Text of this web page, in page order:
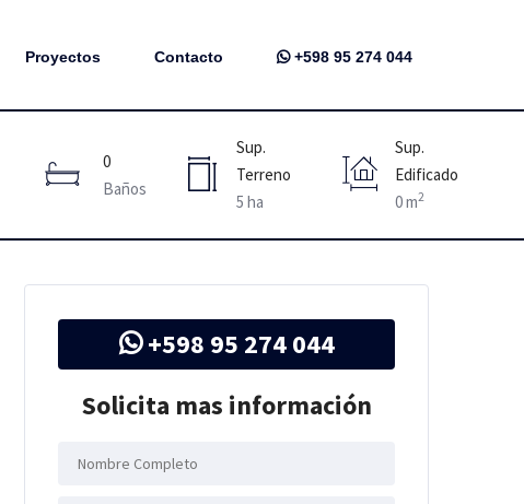
Proyectos Contacto +598 95 274 044
0
Baños
Sup.
Terreno
5 ha
Sup.
Edificado
0 m2
+598 95 274 044
Solicita mas información